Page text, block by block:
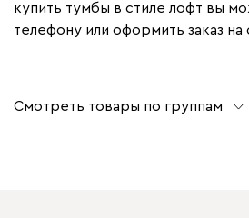
купить тумбы в стиле лофт вы
телефону или оформить заказ на
Смотреть товары по группам